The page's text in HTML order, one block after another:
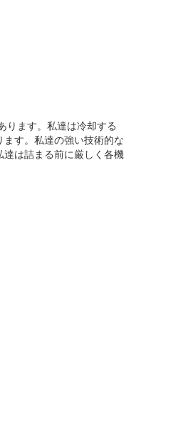
ります。私達は冷却する
す。私達の強い技術的な
は詰まる前に厳しく各機